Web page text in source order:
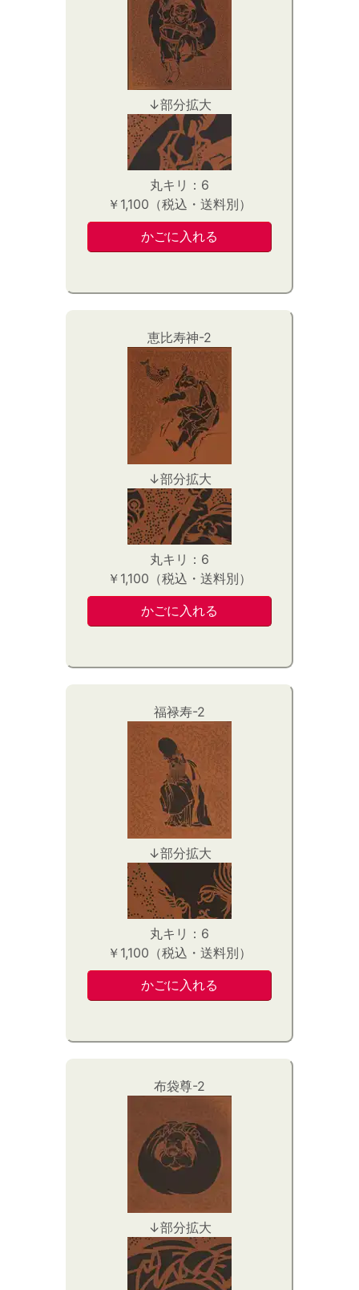
↓部分拡大
丸キリ：6
￥1,100（税込・送料別）
恵比寿神-2
↓部分拡大
丸キリ：6
￥1,100（税込・送料別）
福禄寿-2
↓部分拡大
丸キリ：6
￥1,100（税込・送料別）
布袋尊-2
↓部分拡大